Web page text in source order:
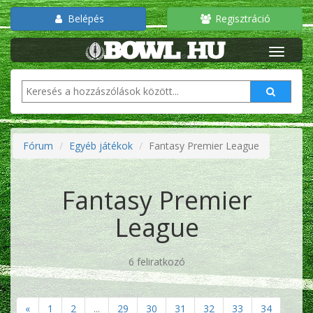
Belépés Regisztráció
Fórum Egyéb játékok Fantasy Premier League
Fantasy Premier
League
6 feliratkozó
« 1 2 ... 29 30 31 32 33 34